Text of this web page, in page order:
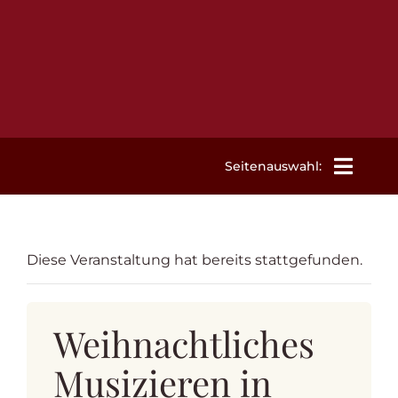
Seitenauswahl:
Aktuelles
Termine
Diese Veranstaltung hat bereits stattgefunden.
Weihnachtliches
Musizieren in